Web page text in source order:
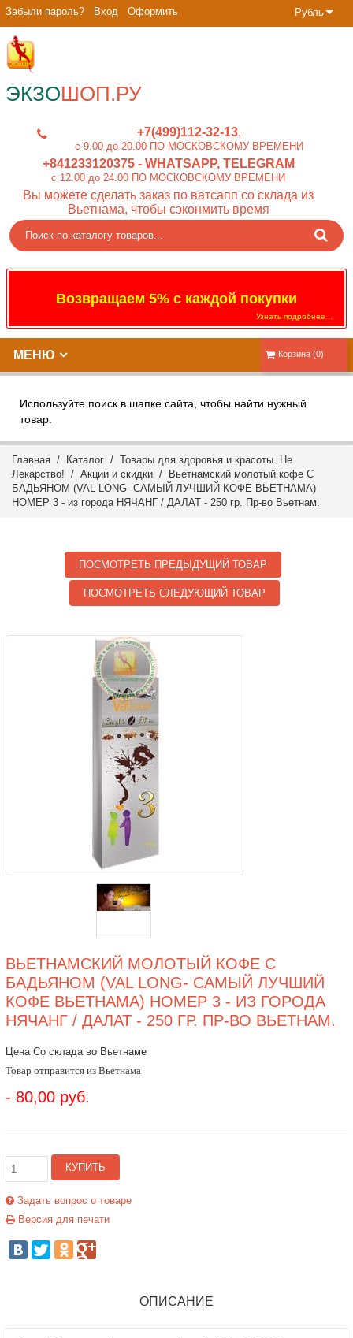
Рубль
Забыли пароль? Вход Оформить
ЭКЗОШОП.РУ
+7(499)112-32-13
c 9.00 до 20.00 ПО МОСКОВСКОМУ ВРЕМЕНИ
+841233120375- WHATSAPP, TELEGRAM
c 12.00 до 24.00 ПО МОСКОВСКОМУ ВРЕМЕНИ
Вы можете сделать заказ по ватсапп со склада из
Вьетнама, чтобы сэконмить время
Возвращаем 5% с каждой покупки
Узнать подробнее...
Корзина (0)
МЕНЮ
Используйте поиск в шапке сайта, чтобы найти нужный
товар.
Главная / Каталог / Товары для здоровья и красоты. Не
Лекарство! / Акции и скидки / Вьетнамский молотый кофе С
БАДЬЯНОМ (VAL LONG- САМЫЙ ЛУЧШИЙ КОФЕ ВЬЕТНАМА)
НОМЕР 3 - из города НЯЧАНГ / ДАЛАТ - 250 гр. Пр-во Вьетнам.
ПОСМОТРЕТЬ ПРЕДЫДУЩИЙ ТОВАР
ПОСМОТРЕТЬ СЛЕДУЮЩИЙ ТОВАР
ВЬЕТНАМСКИЙ МОЛОТЫЙ КОФЕ С
БАДЬЯНОМ (VAL LONG- САМЫЙ ЛУЧШИЙ
КОФЕ ВЬЕТНАМА) НОМЕР 3 - ИЗ ГОРОДА
НЯЧАНГ / ДАЛАТ - 250 ГР. ПР-ВО ВЬЕТНАМ.
Цена Со склада во Вьетнаме
Товар отправится из Вьетнама
- 80,00 руб.
КУПИТЬ
Задать вопрос о товаре
Версия для печати
ОПИСАНИЕ